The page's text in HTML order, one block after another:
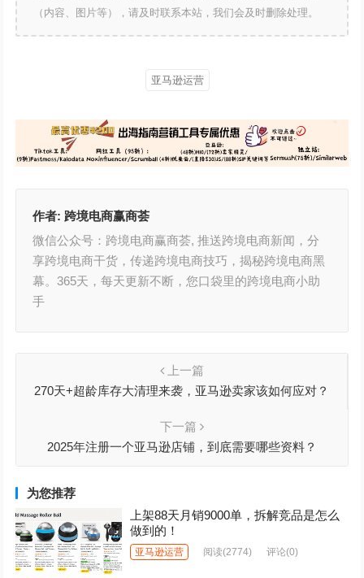
（内容、图片等），请及时联系本站，我们会及时删除处理。
亚马逊运营
作者: 跨境电商赢商荟
微信公众号：跨境电商赢商荟, 推送跨境电商新闻，分
享跨境电商干货，传递跨境电商技巧，揭秘跨境电商黑
幕。365天，每天更新不断，您口袋里的跨境电商小助
手
上一篇
270天+超龄库存大清理来袭，亚马逊卖家该如何应对？
下一篇
2025年注册一个亚马逊店铺，到底需要哪些资料？
为您推荐
上架88天月销9000单，拆解竞品是怎么
做到的！
亚马逊运营 阅读(2774) 评论(0)